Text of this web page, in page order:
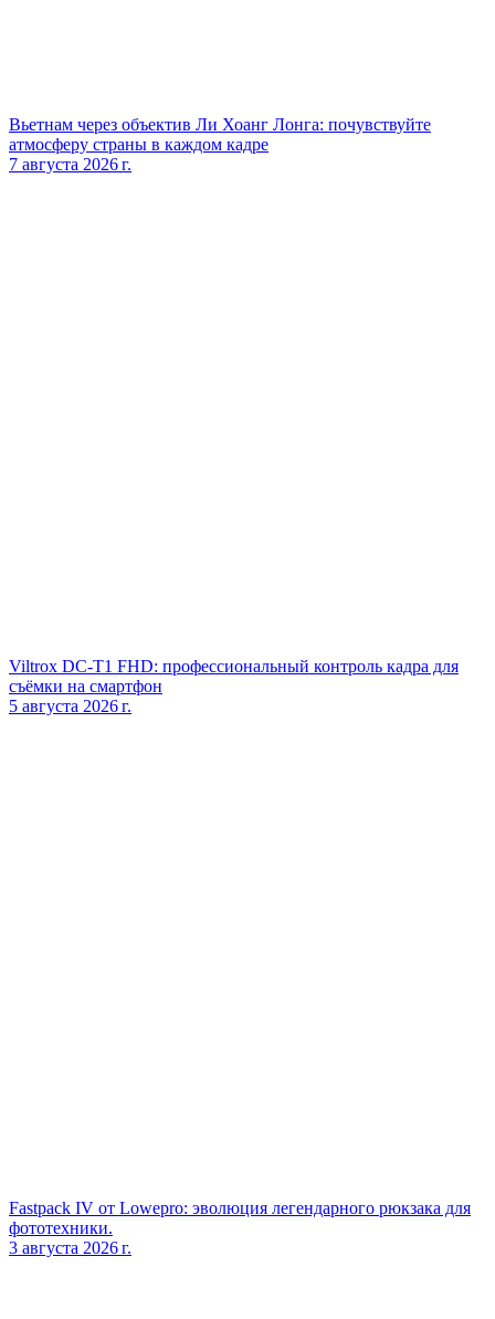
Вьетнам через объектив Ли Хоанг Лонга: почувствуйте
атмосферу страны в каждом кадре
7 августа 2026 г.
Viltrox DC‑T1 FHD: профессиональный контроль кадра для
съёмки на смартфон
5 августа 2026 г.
Fastpack IV от Lowepro: эволюция легендарного рюкзака для
фототехники.
3 августа 2026 г.